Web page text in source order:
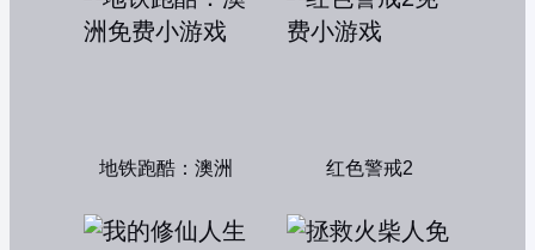
地铁跑酷：澳洲 红色警戒2